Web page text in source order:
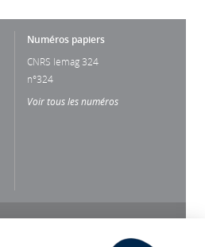
Numéros papiers
CNRS lemag 324
n°324
Voir tous les numéros